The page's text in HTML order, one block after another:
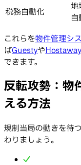
税務自動化
地
これらを物件管理シ
ばGuestyやHostaway
できます。
反転攻勢：物
える方法
規制当局の動きを待
わりましょう。